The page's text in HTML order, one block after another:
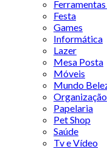
Festa
Games
Informática
Lazer
Mesa Posta
Móveis
Mundo
Organização
Papelaria
Pet Shop
Saúde
Tv e Vídeo